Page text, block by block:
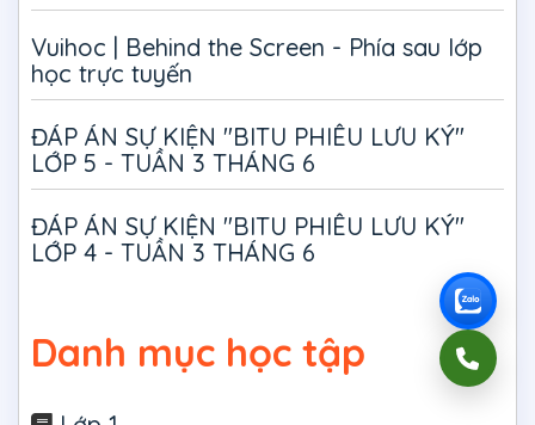
Vuihoc | Behind the Screen - Phía sau lớp
học trực tuyến
ĐÁP ÁN SỰ KIỆN "BITU PHIÊU LƯU KÝ"
LỚP 5 - TUẦN 3 THÁNG 6
ĐÁP ÁN SỰ KIỆN "BITU PHIÊU LƯU KÝ"
LỚP 4 - TUẦN 3 THÁNG 6
Danh mục học tập